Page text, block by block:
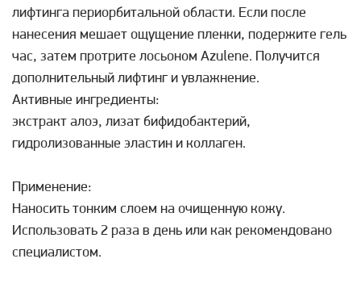
лифтинга периорбитальной области. Если после
нанесения мешает ощущение пленки, подержите гель
час, затем протрите лосьоном Azulene. Получится
дополнительный лифтинг и увлажнение.
Активные ингредиенты:
экстракт алоэ, лизат бифидобактерий,
гидролизованные эластин и коллаген.
Применение:
Наносить тонким слоем на очищенную кожу.
Использовать 2 раза в день или как рекомендовано
специалистом.